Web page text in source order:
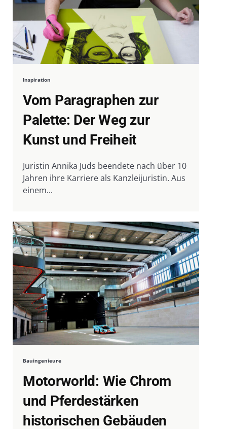
Inspiration
Vom Paragraphen zur
Palette: Der Weg zur
Kunst und Freiheit
Juristin Annika Juds beendete nach über 10
Jahren ihre Karriere als Kanzleijuristin. Aus
einem...
Bauingenieure
Motorworld: Wie Chrom
und Pferdestärken
historischen Gebäuden